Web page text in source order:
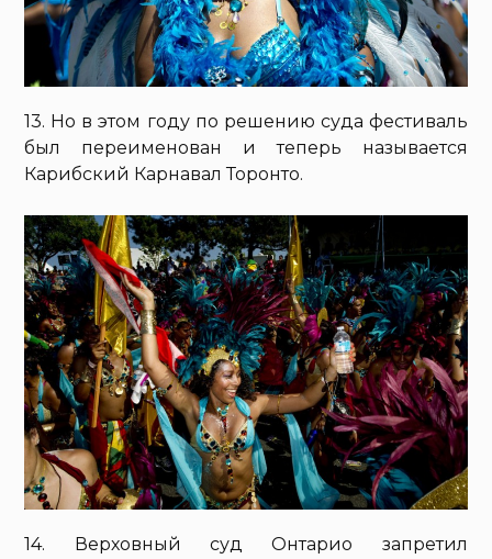
13. Но в этом году по решению суда фестиваль
был переименован и теперь называется
Карибский Карнавал Торонто.
14. Верховный суд Онтарио запретил